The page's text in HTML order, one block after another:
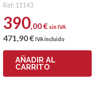
Ref: 11143
390,00€ sin IVA
471,90€IVA incluido
AÑADIR AL
CARRITO